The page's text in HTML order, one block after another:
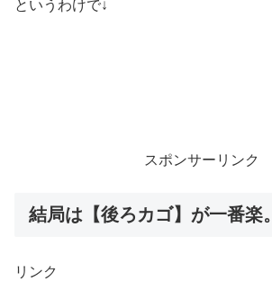
というわけで↓
スポンサーリンク
結局は【後ろカゴ】が一番楽。
リンク